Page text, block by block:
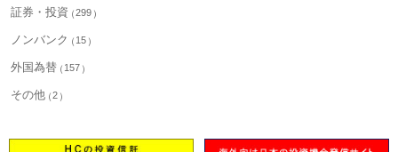
証券・投資 299
ノンバンク 15
外国為替 157
その他 2